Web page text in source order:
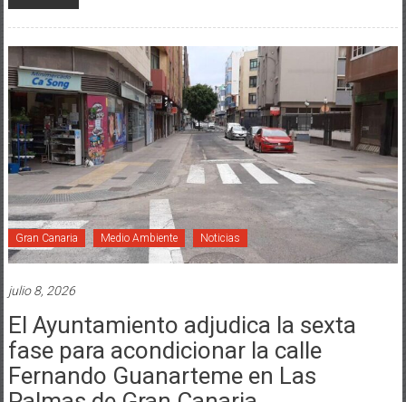
Gran Canaria Medio Ambiente Noticias
julio 8, 2026
El Ayuntamiento adjudica la sexta
fase para acondicionar la calle
Fernando Guanarteme en Las